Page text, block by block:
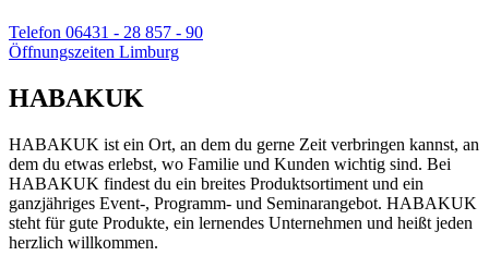
Telefon 06431 - 28 857 - 90
Öffnungszeiten Limburg
HABAKUK
HABAKUK ist ein Ort, an dem du gerne Zeit verbringen kannst, an
dem du etwas erlebst, wo Familie und Kunden wichtig sind. Bei
HABAKUK findest du ein breites Produktsortiment und ein
ganzjähriges Event-, Programm- und Seminarangebot. HABAKUK
steht für gute Produkte, ein lernendes Unternehmen und heißt jeden
herzlich willkommen.